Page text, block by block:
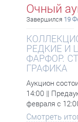
Очный
Завершился 19
РЕДКИЕ И
ФАРФОР.
ГРАФИКА
Аукцион
14:00 ||
февраля с
Смотреть